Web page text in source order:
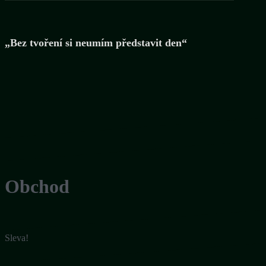
„Bez tvoření si neumím představit den“
Obchod
Sleva!